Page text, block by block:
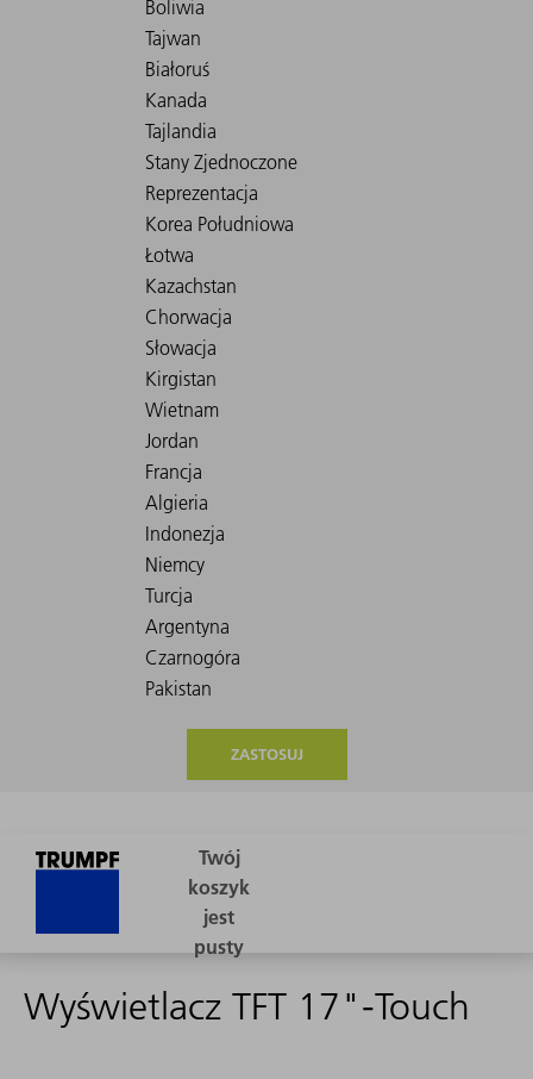
ZASTOSUJ
Wyświetlacz TFT 17"-Touch